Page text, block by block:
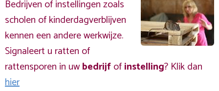
Bedrijven of instellingen zoals
scholen of kinderdagverblijven
kennen een andere werkwijze.
Signaleert u ratten of
rattensporen in uwbedrijfofinstelling? Klik dan
hier